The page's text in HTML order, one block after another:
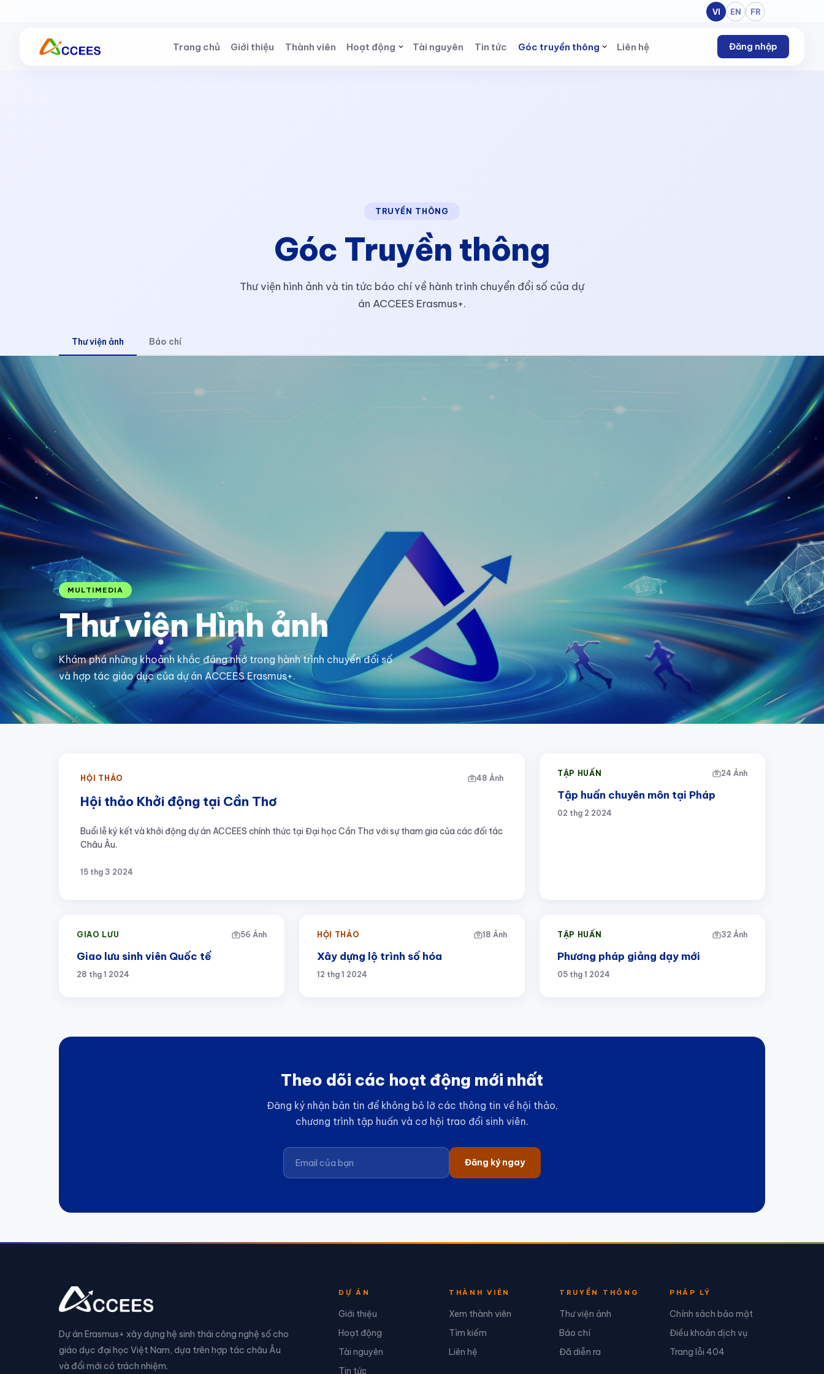
VI EN FR
Trang chủ Giới thiệu Thành viên Hoạt động Tài nguyên Tin tức Góc truyền thông Liên hệ Đăng nhập
TRUYỀN THÔNG
Góc Truyền thông
Thư viện hình ảnh và tin tức báo chí về hành trình chuyển đổi số của dự
án ACCEES Erasmus+.
Thư viện ảnh Báo chí
MULTIMEDIA
Thư viện Hình ảnh
Khám phá những khoảnh khắc đáng nhớ trong hành trình chuyển đổi số
và hợp tác giáo dục của dự án ACCEES Erasmus+.
HỘI THẢO 48 Ảnh
Hội thảo Khởi động tại Cần Thơ
Buổi lễ ký kết và khởi động dự án ACCEES chính thức tại Đại học Cần Thơ với sự tham gia của các đối tác
Châu Âu.
15 thg 3 2024
TẬP HUẤN 24 Ảnh
Tập huấn chuyên môn tại Pháp
02 thg 2 2024
GIAO LƯU 56 Ảnh
Giao lưu sinh viên Quốc tế
28 thg 1 2024
HỘI THẢO 18 Ảnh
Xây dựng lộ trình số hóa
12 thg 1 2024
TẬP HUẤN 32 Ảnh
Phương pháp giảng dạy mới
05 thg 1 2024
Theo dõi các hoạt động mới nhất
Đăng ký nhận bản tin để không bỏ lỡ các thông tin về hội thảo,
chương trình tập huấn và cơ hội trao đổi sinh viên.
Đăng ký ngay
Dự án Erasmus+ xây dựng hệ sinh thái công nghệ số cho
giáo dục đại học Việt Nam, dựa trên hợp tác châu Âu
và đổi mới có trách nhiệm.
DỰ ÁN
Giới thiệu
Hoạt động
Tài nguyên
Tin tức
THÀNH VIÊN
Xem thành viên
Tìm kiếm
Liên hệ
TRUYỀN THÔNG
Thư viện ảnh
Báo chí
Đã diễn ra
PHÁP LÝ
Chính sách bảo mật
Điều khoản dịch vụ
Trang lỗi 404